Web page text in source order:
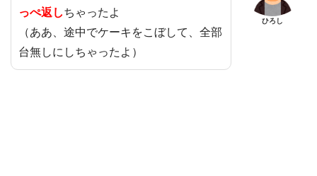
っぺ返しちゃったよ
（ああ、途中でケーキをこぼして、全部
台無しにしちゃったよ）
ひろし